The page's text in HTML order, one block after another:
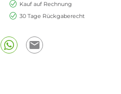
Kauf auf Rechnung
30 Tage Rückgaberecht